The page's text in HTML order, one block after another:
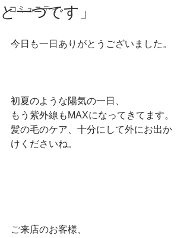
コミュニティ
と一つです」
今日も一日ありがとうございました。
初夏のような陽気の一日、
もう紫外線もMAXになってきてます。
髪の毛のケア、十分にして外にお出か
けくださいね。
ご来店のお客様、